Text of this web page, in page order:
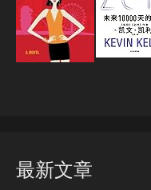
最新文章